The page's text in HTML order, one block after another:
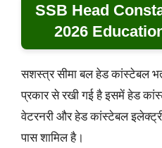
SSB Head
2026
सशस्त्र सीमा बल हेड कांस्टेबल
प्रकार से रखी गई है इसमें हेड
वेटरनरी और हेड कांस्टेबल
पास शामिल है।